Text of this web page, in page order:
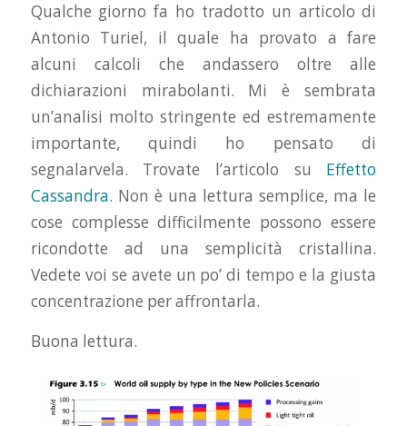
Qualche giorno fa ho tradotto un articolo di
Antonio Turiel, il quale ha provato a fare
alcuni calcoli che andassero oltre alle
dichiarazioni mirabolanti. Mi è sembrata
un’analisi molto stringente ed estremamente
importante, quindi ho pensato di
segnalarvela. Trovate l’articolo su Effetto
Cassandra. Non è una lettura semplice, ma le
cose complesse difficilmente possono essere
ricondotte ad una semplicità cristallina.
Vedete voi se avete un po’ di tempo e la giusta
concentrazione per affrontarla.
Buona lettura.